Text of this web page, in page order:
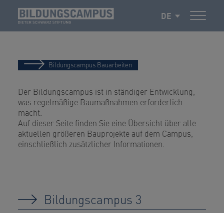
DE
Bildungscampus Bauarbeiten
Der Bildungscampus ist in ständiger Entwicklung,
was regelmäßige Baumaßnahmen erforderlich
macht.
Auf dieser Seite finden Sie eine Übersicht über alle
aktuellen größeren Bauprojekte auf dem Campus,
einschließlich zusätzlicher Informationen.
Bildungscampus 3